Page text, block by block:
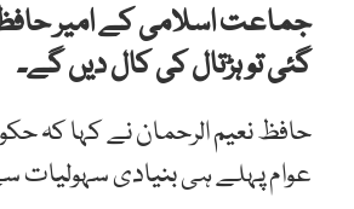
جماعت اسلامی کے امیر حافظ
گئی تو ہڑتال کی کال دیں گے۔
حافظ نعیم الرحمان نے کہا کہ
عوام پہلے ہی بنیادی سہولیات